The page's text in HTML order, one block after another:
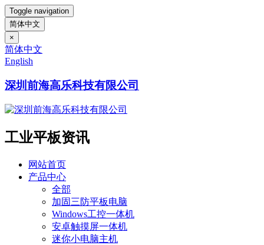
Toggle navigation
简体中文
×
简体中文
English
深圳前海高乐科技有限公司
工业平板资讯
网站首页
产品中心
全部
加固三防平板电脑
Windows工控一体机
安卓触摸屏一体机
迷你小电脑主机